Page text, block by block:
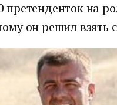
претенденток на
он решил взять